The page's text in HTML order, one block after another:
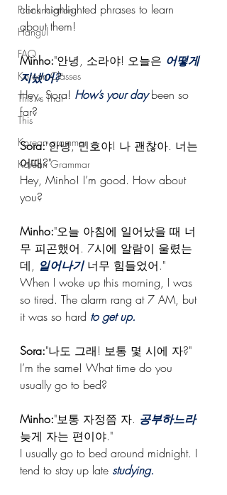
Pronunciation
Hangul
FAQ
Korean Classes
This vs That
This
Korean grammar
Korean Grammar
click highlighted phrases to learn
about them!
Minho:"안녕, 소라야! 오늘은 어떻게
지냈어?"
Hey, Sora! How’s your day been so
far?
Sora:"안녕, 민호야! 나 괜찮아. 너는
어때?"
Hey, Minho! I’m good. How about
you?
Minho:"오늘 아침에 일어났을 때 너
무 피곤했어. 7시에 알람이 울렸는
데, 일어나기 너무 힘들었어."
When I woke up this morning, I was
so tired. The alarm rang at 7 AM, but
it was so hard to get up.
Sora:"나도 그래! 보통 몇 시에 자?"
I’m the same! What time do you
usually go to bed?
Minho:"보통 자정쯤 자. 공부하느라
늦게 자는 편이야."
I usually go to bed around midnight. I
tend to stay up late studying.